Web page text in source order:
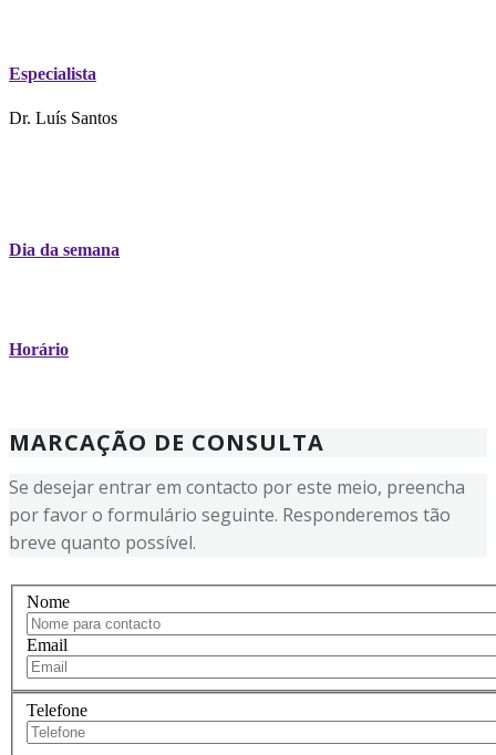
Especialista
Dr. Luís Santos
Dia da semana
Horário
MARCAÇÃO DE CONSULTA
Se desejar entrar em contacto por este meio, preencha
por favor o formulário seguinte. Responderemos tão
breve quanto possível.
Nome
Email
Telefone